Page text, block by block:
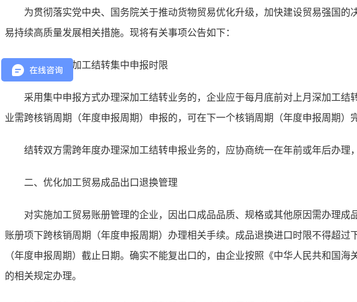
为贯彻落实党中央、国务院关于推动货物贸易优化升级，加快建设贸易强国的
易持续高质量发展相关措施。现将有关事项公告如下：
一、放宽深加工结转集中申报时限
采用集中申报方式办理深加工结转业务的，企业应于每月底前对上月深加工结
业需跨核销周期（年度申报周期）申报的，可在下一个核销周期（年度申报周期）
结转双方需跨年度办理深加工结转申报业务的，应协商统一在年前或年后办理
二、优化加工贸易成品出口退换管理
对实施加工贸易账册管理的企业，因出口成品品质、规格或其他原因需办理成
账册项下跨核销周期（年度申报周期）办理相关手续。成品退换进口时限不得超
（年度申报周期）截止日期。确实不能复出口的，由企业按照《中华人民共和国
的相关规定办理。